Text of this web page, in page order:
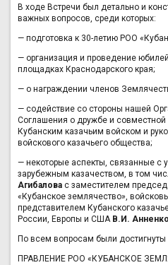
В ходе Встречи был детально и
важных вопросов, среди которых:
— подготовка к 30-летию РОО
— организация и проведение
площадках Краснодарского края;
— о награждении членов
— содействие со стороны нашей
Соглашения о дружбе и
Кубанским казачьим войском и
войскового казачьего общества;
— некоторые аспекты, связанные с
зарубежным казачеством, в том
Агибалова с заместителем
«Кубанское землячество»,
представителем Кубанского
России, Европы и США В.И.
По всем вопросам были
ПРАВЛЕНИЕ РОО «КУБАНСКОЕ